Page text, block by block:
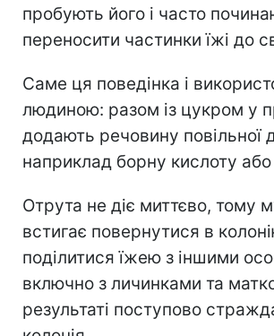
пробують його і часто
переносити частинки їжі до
Саме ця поведінка і
людиною: разом із цукром у
додають речовину повільної
наприклад борну кислоту
Отрута не діє миттєво, тому
встигає повернутися в
поділитися їжею з іншими
включно з личинками та
результаті поступово